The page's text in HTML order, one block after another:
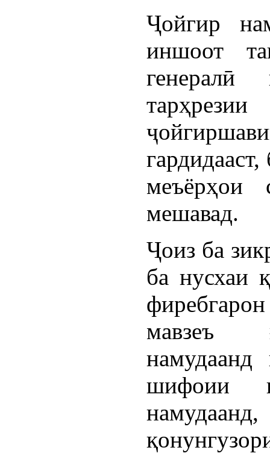
Ҷойгир
иншоот
мешавад.
Ҷоиз ба
ба нусхаи
мавзеъ
шифоии